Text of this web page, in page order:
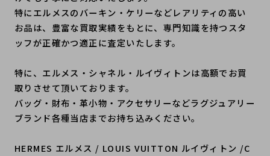
特にエルメスのバーキン・ケリーなどレアリティの高い
お品は、豊富な買取実績をもとに、専門知識を持つスタ
ッフが正確かつ適正に査定いたします。
特に、エルメス・シャネル・ルイヴィトンは高額でお買
取りさせて頂いております。
バッグ・財布・革小物・アクセサリーなどラグジュアリー
ブランド各種当店までお持ち込みください。
HERMES エルメス / LOUIS VUITTON ルイヴィトン /C